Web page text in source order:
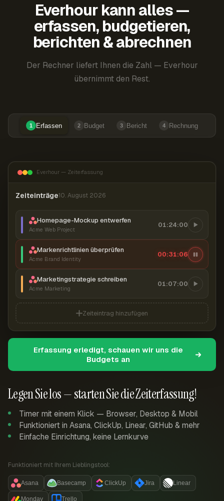
Everhour kann alles —
erfassen, budgetieren,
berichten & abrechnen
Der Rechner liefert Ihnen die Zahl — Everhour
übernimmt den Rest.
1 Erfassen 2 Budget 3 Bericht 4 Rechnung
Legen Sie los — starten Sie die Zeiterfassung!
Timer mit einem Klick — Browser, Desktop & Mobil
Funktioniert in Asana, ClickUp, Linear, GitHub & mehr
Einfache Einrichtung, keine Lernkurve
Funktioniert mit Ihrem Lieblingstool:
Asana Basecamp ClickUp Jira Linear
Monday Trello
Everhour — Zeiterfassung
Zeiteinträge10. August 2026
Homepage-Mockup entwerfen
Acme Web Project
01:24:00
Markenrichtlinien überprüfen
Acme Brand Identity
00:31:07
Marketingstrategie schreiben
Acme Marketing
01:07:00
Zeiteintrag hinzufügen
Erfassung erledigt, schauen wir uns die
Budgets an